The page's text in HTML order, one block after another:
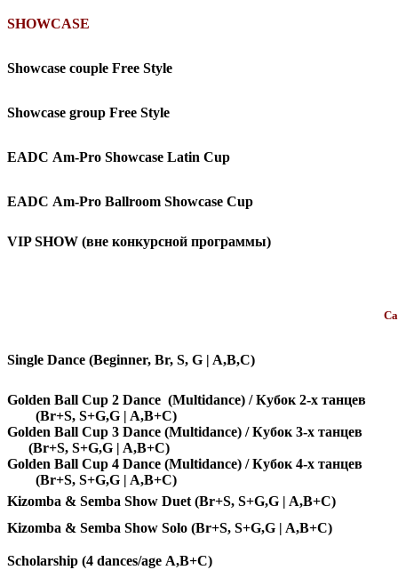
SHOWCASE
Showcase couple Free Style
Showcase group Free Style
EADC Am-Pro Showcase Latin Cup
EADC Am-Pro Ballroom Showcase Cup
VIP SHOW (вне конкурсной программы)
Single Dance (Beginner, Br, S, G | A,B,C)
Golden Ball Cup 2 Dance (Multidance) / Кубок 2-х
(Br+S, S+G,G | A,B+C)
Golden Ball Cup 3 Dance (Multidance) / Кубок 3-х
(Br+S, S+G,G | A,B+C)
Golden Ball Cup 4 Dance (Multidance) / Кубок 4-х
(Br+S, S+G,G | A,B+C)
Kizomba & Semba Show Duet (Br+S, S+G,G | A,B+C)
Kizomba & Semba Show Solo (Br+S, S+G,G | A,B+C)
Scholarship (4 dances/age A,B+C)